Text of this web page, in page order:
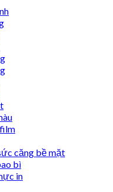
căng bề mặt
bì
in